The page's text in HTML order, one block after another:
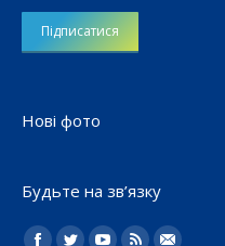
Нові фото
Будьте на зв’язку
Найдите нас: